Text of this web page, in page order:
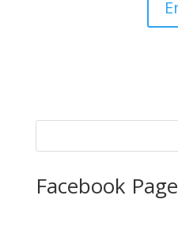
Facebook Page